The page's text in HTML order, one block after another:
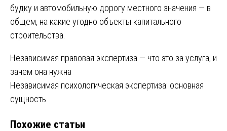
будку и автомобильную дорогу местного значения — в
общем, на какие угодно объекты капитального
строительства.
Навигация
по
записям
Независимая правовая экспертиза — что это за услуга, и
зачем она нужна
Независимая психологическая экспертиза: основная
сущность
Похожие статьи